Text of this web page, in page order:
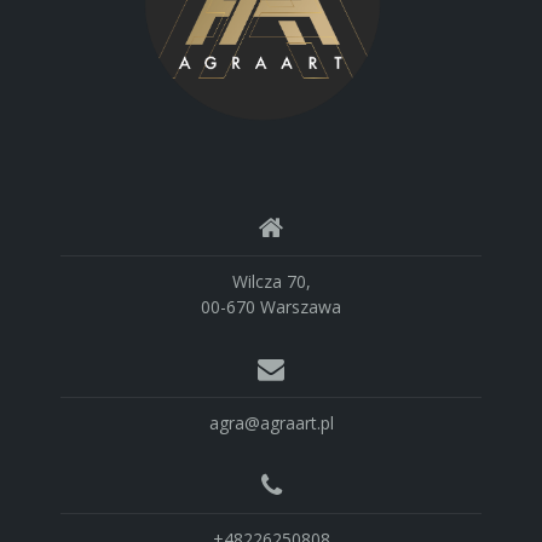
Mazowieckim w Płocku z roku 1978 (s. 9, 29).
Wilcza 70,
00-670 Warszawa
agra@agraart.pl